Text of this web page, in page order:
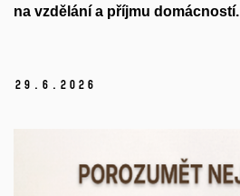
na vzdělání a příjmu domácností.
29. 6. 2026